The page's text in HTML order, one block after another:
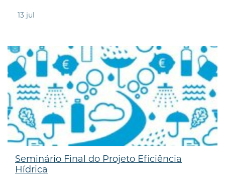
13 jul
Seminário Final do Projeto Eficiência
Hídrica